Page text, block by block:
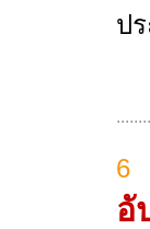
ป
6
อั